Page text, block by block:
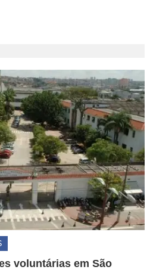
voluntárias em São